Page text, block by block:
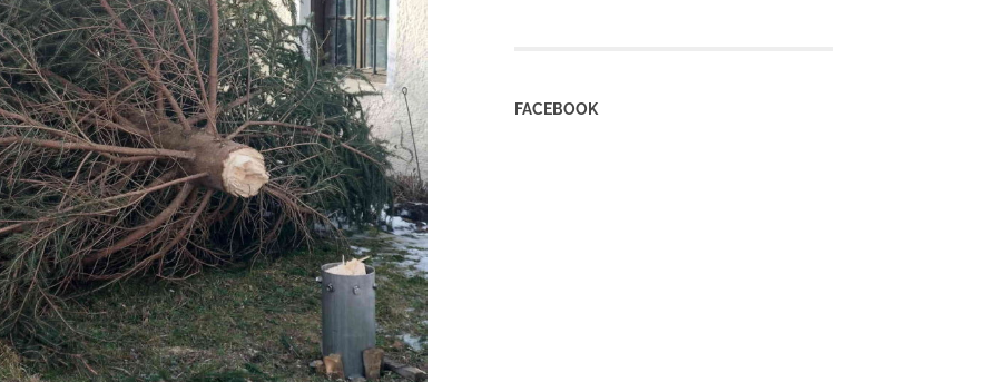
FACEBOOK